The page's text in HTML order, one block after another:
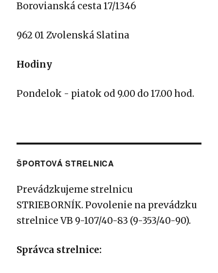
Borovianská cesta 17/1346
962 01 Zvolenská Slatina
Hodiny
Pondelok - piatok od 9.00 do 17.00 hod.
ŠPORTOVÁ STRELNICA
Prevádzkujeme strelnicu
STRIEBORNÍK. Povolenie na prevádzku
strelnice VB 9-107/40-83 (9-353/40-90).
Správca strelnice: